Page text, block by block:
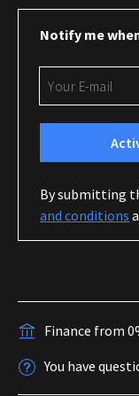
Notify me
By submitting
and conditions
Finance from
You have